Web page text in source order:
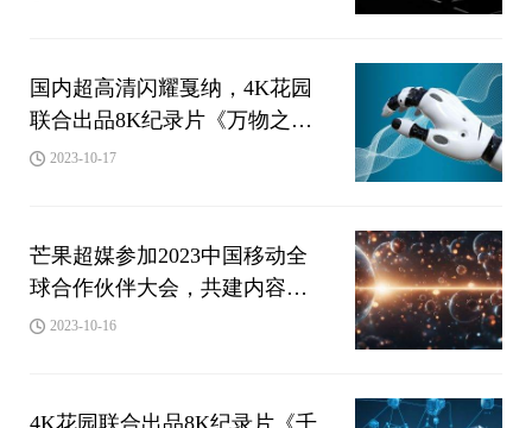
国内超高清闪耀戛纳，4K花园
联合出品8K纪录片《万物之生
·贵州篇》亮相MIPCOM 2023
2023-10-17
芒果超媒参加2023中国移动全
球合作伙伴大会，共建内容科
技融合的数智未来
2023-10-16
4K花园联合出品8K纪录片《千